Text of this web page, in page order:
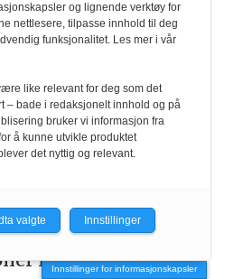
skal
ved
-
Tillegg og endringer
- Egenerklæring
m.fl) -
- Oppfølging av
-
fra møter -
Innstillinger for informasjonskapsler
og lignende verktøy for
nettlesere, tilpasse innhold til deg
funksjonalitet. Les mer i vår
like relevant for deg som det
– bade i redaksjonelt innhold og på
bruker vi informasjon fra
å kunne utvikle produktet
det nyttig og relevant.
valgte Innstillinger